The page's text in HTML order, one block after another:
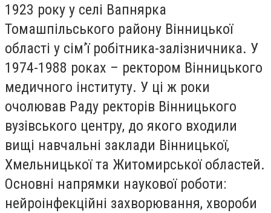
1923 року у селі Вапнярка
Томашпільського району Вінницької
області у сім’ї робітника-залізничника. У
1974-1988 роках – ректором Вінницького
медичного інституту. У ці ж роки
очолював Раду ректорів Вінницького
вузівського центру, до якого входили
вищі навчальні заклади Вінницької,
Хмельницької та Житомирської областей.
Основні напрямки наукової роботи:
нейроінфекційні захворювання, хвороби